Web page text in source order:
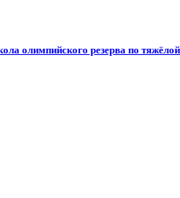
олимпийского резерва по